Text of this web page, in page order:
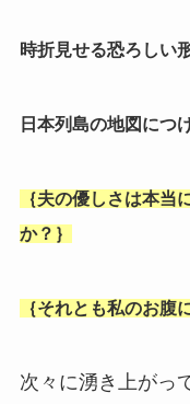
時折見せる恐ろしい
日本列島の地図につ
｛夫の優しさは本当
か？｝
｛それとも私のお腹
次々に湧き上がっ